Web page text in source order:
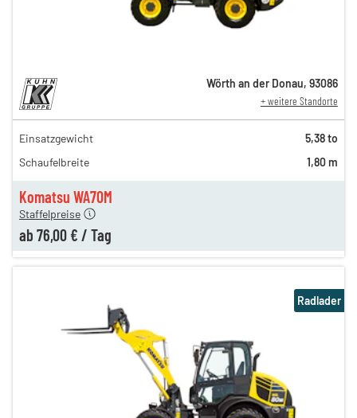
Komatsu WA70M
115,00 €
100,00 €
Staffelpreise
ab 76,00 € / Tag
Wörth an der Donau, 93086
+ weitere Standorte
Einsatzgewicht
5,38 to
Schaufelbreite
1,80 m
Radlader